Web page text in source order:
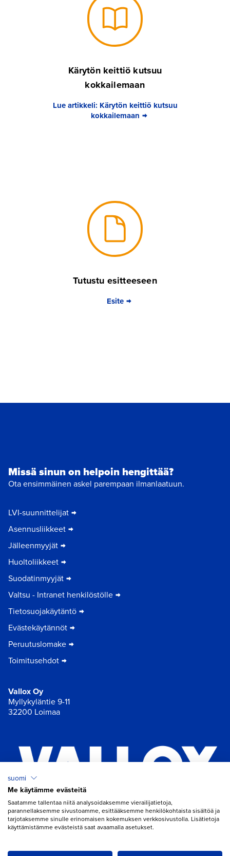
Kärytön keittiö kutsuu
kokkailemaan
Lue artikkeli: Kärytön keittiö kutsuu
kokkailemaan
Tutustu esitteeseen
Esite
Missä sinun on helpoin hengittää?
Ota ensimmäinen askel parempaan ilmanlaatuun.
LVI-suunnittelijat
Asennusliikkeet
Jälleenmyyjät
Huoltoliikkeet
Suodatinmyyjät
Valtsu - Intranet henkilöstölle
Tietosuojakäytäntö
Evästekäytännöt
Peruutuslomake
Toimitusehdot
Vallox Oy
Myllykyläntie 9-11
32200 Loimaa
Chat
Avaa chat
suomi
Me käytämme evästeitä
Saatamme tallentaa niitä analysoidaksemme vierailijatietoja,
parannellaksemme sivustoamme, esittääksemme henkilökohtaista sisältöä ja
tarjotaksemme sinulle erinomaisen kokemuksen verkkosivustolla. Lisätietoja
käyttämistämme evästeistä saat avaamalla asetukset.